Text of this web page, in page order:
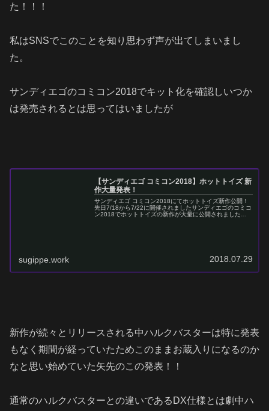
た！！！
私はSNSでこのことを知り思わず声が出てしまいまし
た。
サンディエゴのコミコン2018でキット化を確認しいつか
は発売されるとは思ってはいましたが
【サンディエゴ コミコン2018】ホットトイズ 新
作大量発表！
サンディエゴ コミコン2018にてホットトイズ新作公開！
先日7/18から7/22に開催されましたサンディエゴのコミコ
ン2018でホットトイズの新作が大量に公開されました。
sugippe.work 2018.07.29
新作が続々とリリースされる中ハルクバスターは特に発表
もなく期間が経っていたためこのままお蔵入りになるのか
なと思い始めていた矢先のこの発表！！
通常のハルクバスターとの違いであるDX仕様とは劇中ハ